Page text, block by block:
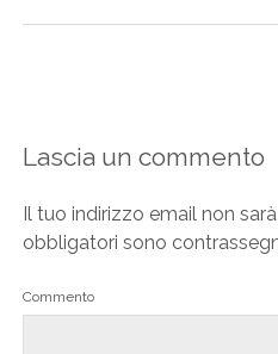
Lascia un commento
Il tuo indirizzo email non
obbligatori sono
Commento